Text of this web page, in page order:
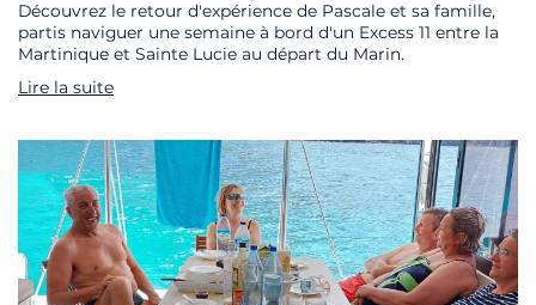
Découvrez le retour d'expérience de Pascale et sa famille,
partis naviguer une semaine à bord d'un Excess 11 entre la
Martinique et Sainte Lucie au départ du Marin.
Lire la suite